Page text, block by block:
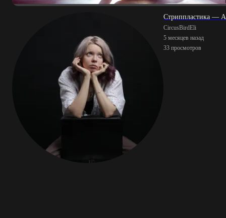
Стриппластика —
CircusBirdEli
5 месяцев назад
33 просмотров